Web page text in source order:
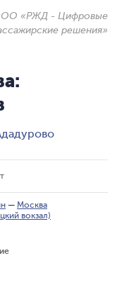
ООО «РЖД - Цифровые
решения»
— Москва
вокзал)